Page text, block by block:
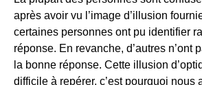
après avoir vu l’image d’illusion
certaines personnes ont pu identifier
réponse. En revanche, d’autres n’ont
la bonne réponse. Cette illusion
difficile à repérer, c’est pourquoi nous